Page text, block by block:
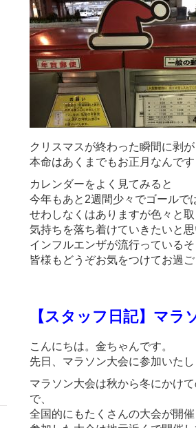
クリスマスが終わった瞬間に剥
本命はあくまでもお正月なんで
カレンダーをよく見てみると
今年もあと2週間少々でゴールで
せわしなくはありますが色々と
気持ちを落ち着けていきたいと
インフルエンザが流行っている
皆様もどうぞお気をつけてお過
【スタッフ日記】マラ
こんにちは。金ちゃんです。
先日、マラソン大会に参加いた
マラソン大会は秋から冬にかけ
で、
全国的にもたくさんの大会が開